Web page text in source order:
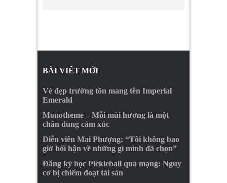
BÀI VIẾT MỚI
Vẻ đẹp trường tồn mang tên Imperial
Emerald
Monotheme – Mỗi mùi hương là một
chân dung cảm xúc
Diễn viên Mai Phượng: “Tôi không bao
giờ hối hận về những gì mình đã chọn”
Đăng ký học Pickleball qua mạng: Nguy
cơ bị chiếm đoạt tài sản